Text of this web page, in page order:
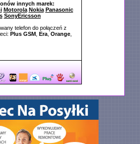
innych marek:
Motorola Nokia Panasonic
SonyEricsson
telefon do połączeń z
Plus GSM, Era, Orange,